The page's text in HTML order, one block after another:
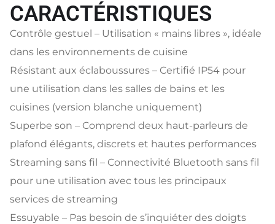
CARACTÉRISTIQUES
Contrôle gestuel – Utilisation « mains libres », idéale
dans les environnements de cuisine
Résistant aux éclaboussures – Certifié IP54 pour
une utilisation dans les salles de bains et les
cuisines (version blanche uniquement)
Superbe son – Comprend deux haut-parleurs de
plafond élégants, discrets et hautes performances
Streaming sans fil – Connectivité Bluetooth sans fil
pour une utilisation avec tous les principaux
services de streaming
Essuyable – Pas besoin de s’inquiéter des doigts